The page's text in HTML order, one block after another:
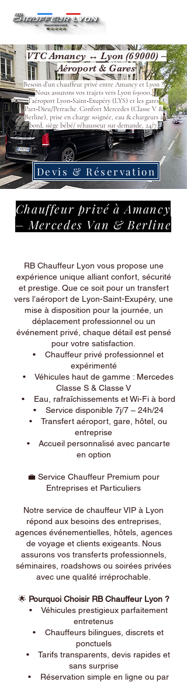
VTC Amancy ↔ Lyon (69000) –
Aéroport & Gares
Besoin d’un chauffeur privé entre Amancy et Lyon ?
Nous assurons vos trajets vers Lyon 69000,
l’aéroport Lyon‑Saint‑Exupéry (LYS) et les gares
Part‑Dieu/Perrache. Confort Mercedes (Classe V &
Berline), prise en charge soignée, eau & chargeurs à
bord, siège bébé/ réhausseur sur demande, 24/7.
Devis & Réservation
Chauffeur privé à Amancy
– Mercedes Van & Berline
RB Chauffeur Lyon vous propose une
expérience unique alliant confort, sécurité
et prestige. Que ce soit pour un transfert
vers l’aéroport de Lyon-Saint-Exupéry, une
mise à disposition pour la journée, un
déplacement professionnel ou un
événement privé, chaque détail est pensé
pour votre satisfaction.
• Chauffeur privé professionnel et
expérimenté
• Véhicules haut de gamme : Mercedes
Classe S & Classe V
• Eau, rafraîchissements et Wi-Fi à bord
• Service disponible 7j/7 – 24h/24
• Transfert aéroport, gare, hôtel, ou
entreprise
• Accueil personnalisé avec pancarte
en option
💼 Service Chauffeur Premium pour
Entreprises et Particuliers
Notre service de chauffeur VIP à Lyon
répond aux besoins des entreprises,
agences événementielles, hôtels, agences
de voyage et clients exigeants. Nous
assurons vos transferts professionnels,
séminaires, roadshows ou soirées privées
avec une qualité irréprochable.
🌟 Pourquoi Choisir RB Chauffeur Lyon ?
• Véhicules prestigieux parfaitement
entretenus
• Chauffeurs bilingues, discrets et
ponctuels
• Tarifs transparents, devis rapides et
sans surprise
• Réservation simple en ligne ou par